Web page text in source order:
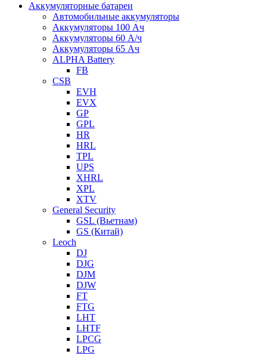
Аккумуляторные батареи
Автомобильные аккумуляторы
Аккумуляторы 100 Ач
Аккумуляторы 60 А/ч
Аккумуляторы 65 Ач
ALPHA Battery
FB
CSB
EVH
EVX
GP
GPL
HR
HRL
TPL
UPS
XHRL
XPL
XTV
General Security
GSL (Вьетнам)
GS (Китай)
Leoch
DJ
DJG
DJM
DJW
FT
FTG
LHT
LHTF
LPCG
LPG